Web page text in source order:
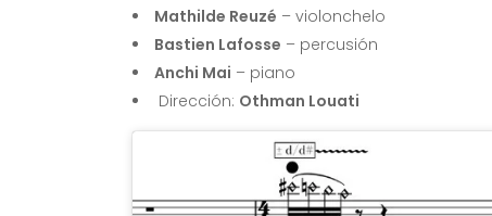
Mathilde Reuzé – violonchelo
Bastien Lafosse – percusión
Anchi Mai – piano
Dirección: Othman Louati